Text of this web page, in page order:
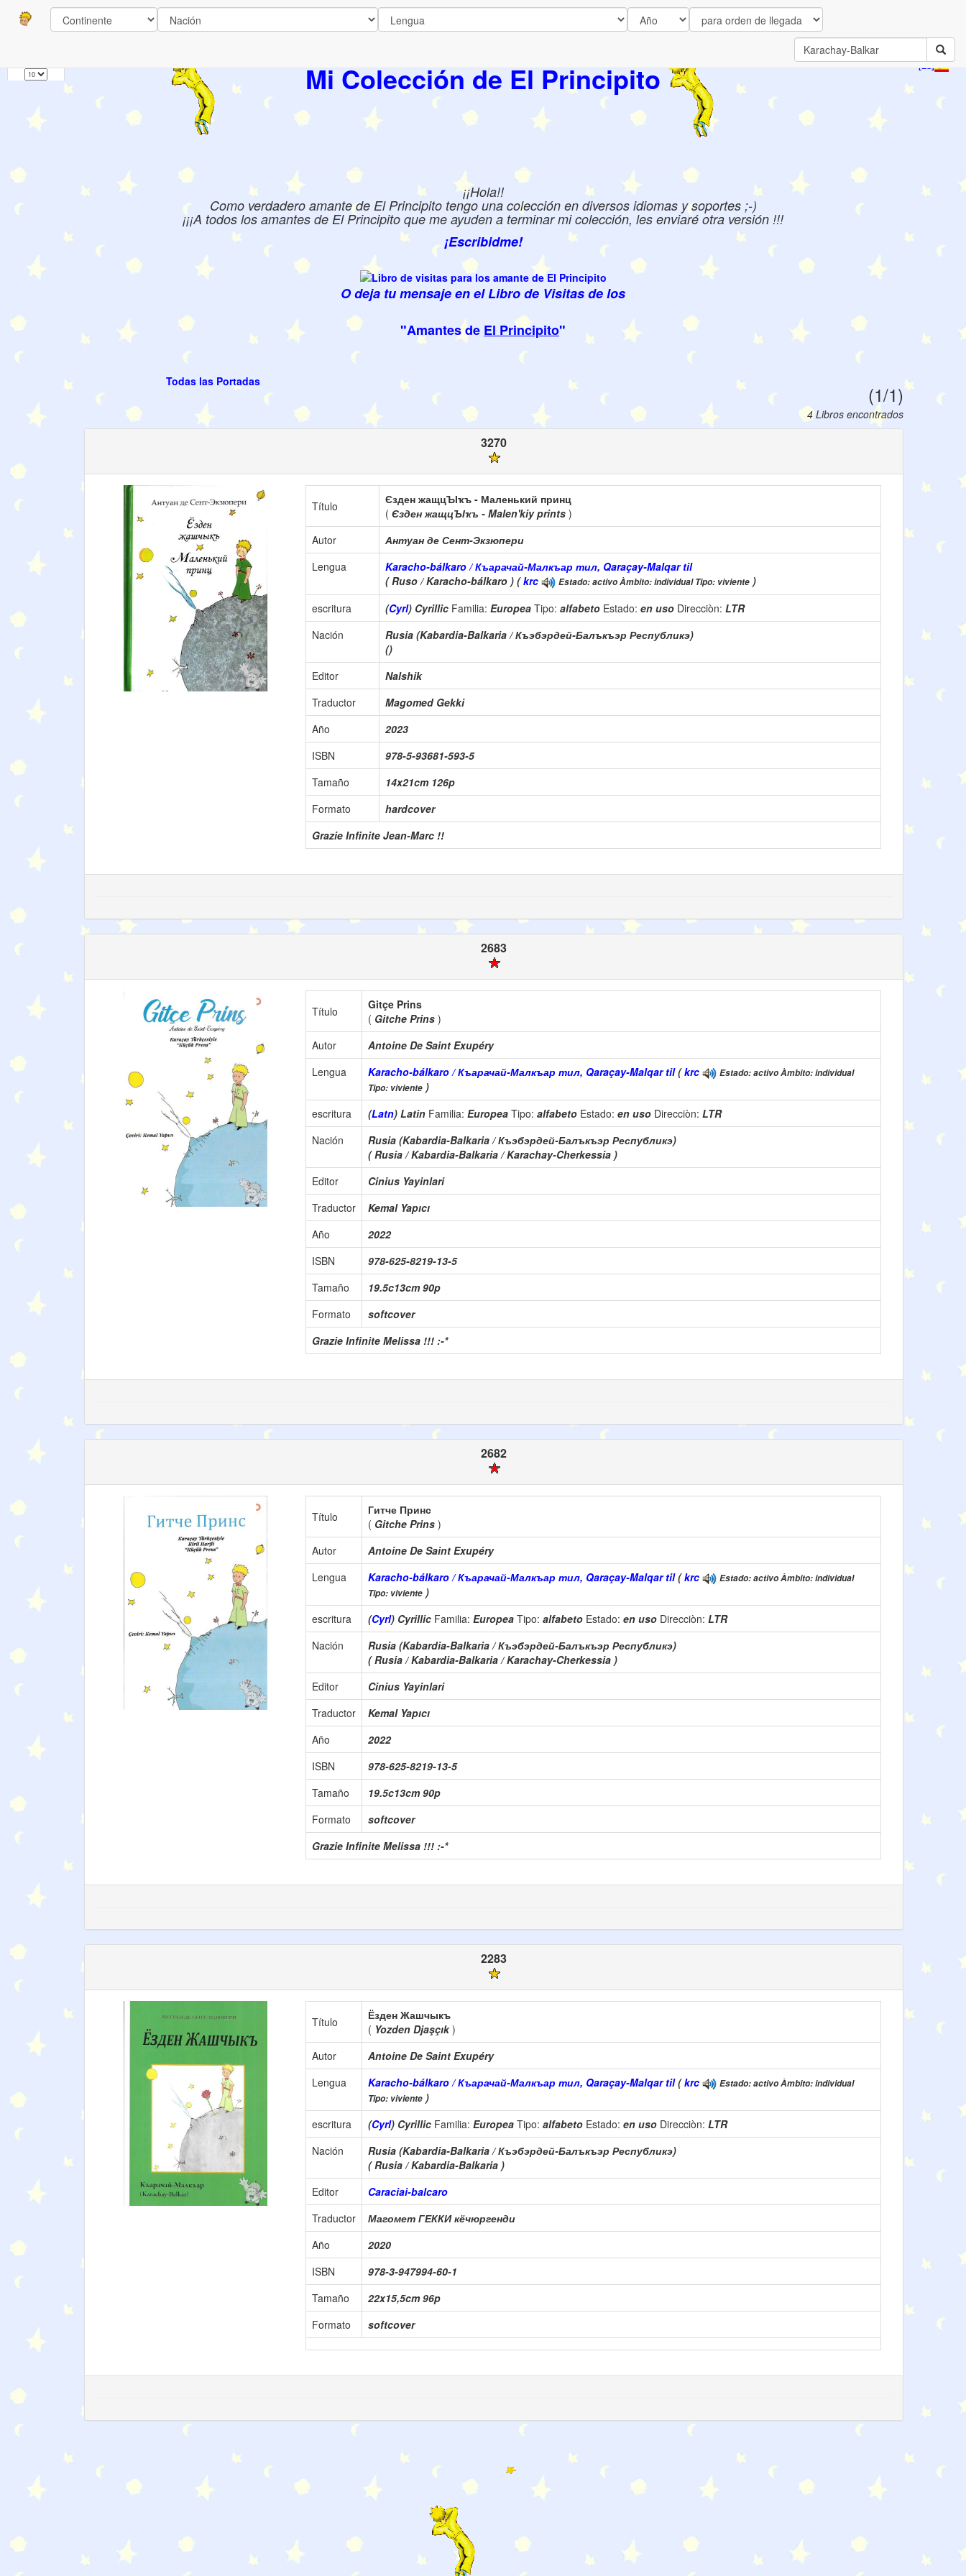
Mi Colección de El Principito
¡¡Hola!!
Como verdadero amante de El Principito tengo una colección en diversos idiomas y soportes ;-)
¡¡¡A todos los amantes de El Principito que me ayuden a terminar mi colección, les enviaré otra versión !!!
¡Escribidme!
O deja tu mensaje en el Libro de Visitas de los
"Amantes de El Principito"
Todas las Portadas
(1/1)
4 Libros encontrados
Paginas
3270
Título
Єзден жащцЪІҡъ - Маленький принц
( Єзден жащцЪІҡъ - Malen'kiy prints )
Autor
Антуан де Сент-Экзюпери
Lengua
Karacho-bálkaro / Къарачай-Малкъар тил, Qaraçay-Malqar til
( Ruso / Karacho-bálkaro ) (krc Estado: activo Àmbito: individual Tipo: viviente )
escritura
(Cyrl) Cyrillic Familia: Europea Tipo: alfabeto Estado: en uso Direcciòn: LTR
Nación
Rusia (Kabardia-Balkaria / Къэбэрдей-Балъкъэр Республикэ)
()
Editor
Nalshik
Traductor
Magomed Gekki
Año
2023
ISBN
978-5-93681-593-5
Tamaño
14x21cm 126p
Formato
hardcover
Grazie Infinite Jean-Marc !!
2683
Título
Gitçe Prins
( Gitche Prins )
Autor
Antoine De Saint Exupéry
Lengua
Karacho-bálkaro / Къарачай-Малкъар тил, Qaraçay-Malqar til(krc
Estado: activo Àmbito: individual
Tipo: viviente )
escritura
(Latn) Latin Familia: Europea Tipo: alfabeto Estado: en uso Direcciòn: LTR
Nación
Rusia (Kabardia-Balkaria / Къэбэрдей-Балъкъэр Республикэ)
( Rusia / Kabardia-Balkaria / Karachay-Cherkessia )
Editor
Cinius Yayinlari
Traductor
Kemal Yapıcı
Año
2022
ISBN
978-625-8219-13-5
Tamaño
19.5c13cm 90p
Formato
softcover
Grazie Infinite Melissa !!! :-*
2682
Título
Гитче Принс
( Gitche Prins )
Autor
Antoine De Saint Exupéry
Lengua
Karacho-bálkaro / Къарачай-Малкъар тил, Qaraçay-Malqar til(krc
Estado: activo Àmbito: individual
Tipo: viviente )
escritura
(Cyrl) Cyrillic Familia: Europea Tipo: alfabeto Estado: en uso Direcciòn: LTR
Nación
Rusia (Kabardia-Balkaria / Къэбэрдей-Балъкъэр Республикэ)
( Rusia / Kabardia-Balkaria / Karachay-Cherkessia )
Editor
Cinius Yayinlari
Traductor
Kemal Yapıcı
Año
2022
ISBN
978-625-8219-13-5
Tamaño
19.5c13cm 90p
Formato
softcover
Grazie Infinite Melissa !!! :-*
2283
Título
Ёзден Жашчыкъ
( Yozden Djaşçık)
Autor
Antoine De Saint Exupéry
Lengua
Karacho-bálkaro / Къарачай-Малкъар тил, Qaraçay-Malqar til(krc
Estado: activo Àmbito: individual
Tipo: viviente )
escritura
(Cyrl) Cyrillic Familia: Europea Tipo: alfabeto Estado: en uso Direcciòn: LTR
Nación
Rusia (Kabardia-Balkaria / Къэбэрдей-Балъкъэр Республикэ)
( Rusia / Kabardia-Balkaria )
Editor
Caraciai-balcaro
Traductor
Магомет ГЕККИ кёчюргенди
Año
2020
ISBN
978-3-947994-60-1
Tamaño
22x15,5cm 96p
Formato
softcover